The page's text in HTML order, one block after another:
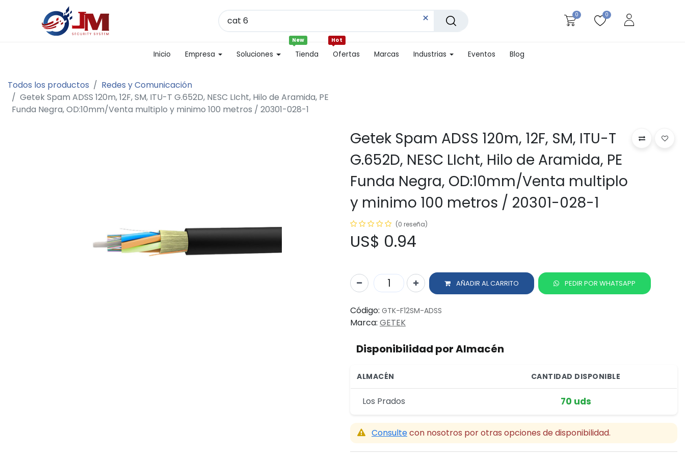
0 0
Inicio Empresa Soluciones Tienda
New
Ofertas
Hot
Marcas Industrias Eventos Blog
Todos los productos
Redes y Comunicación
Getek Spam ADSS 120m, 12F, SM, ITU-T G.652D, NESC LIcht, Hilo de Aramida, PE
Funda Negra, OD:10mm/Venta multiplo y minimo 100 metros / 20301-028-1
Getek Spam ADSS 120m, 12F, SM, ITU-T
G.652D, NESC LIcht, Hilo de Aramida, PE
Funda Negra, OD:10mm/Venta multiplo
y minimo 100 metros / 20301-028-1
(0 reseña)
US$ 0.94
AÑADIR AL CARRITO PEDIR POR WHATSAPP
Código: GTK-F12SM-ADSS
Marca: GETEK
Disponibilidad por Almacén
ALMACÉN CANTIDAD DISPONIBLE
Los Prados 70 uds
Consultecon nosotros por otras opciones de disponibilidad.